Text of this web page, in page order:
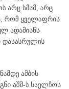
არც სმამ, არც
რომ ყველაფრის
ადამიანს
დასასრულის
ამბის
აშშ-ს საელჩოს